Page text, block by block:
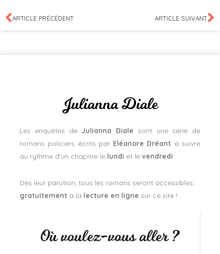
ARTICLE PRÉCÉDENT ARTICLE SUIVANT
Julianna Diale
Les enquêtes deJulianna Diale sont une série de
romans policiers écrits par Eléanore Dréant à suivre
au rythme d’un chapitre le lundi et le vendredi.
Dès leur parution, tous les romans seront accessibles
gratuitement à la lecture en ligne sur ce site !
Où voulez-vous aller ?